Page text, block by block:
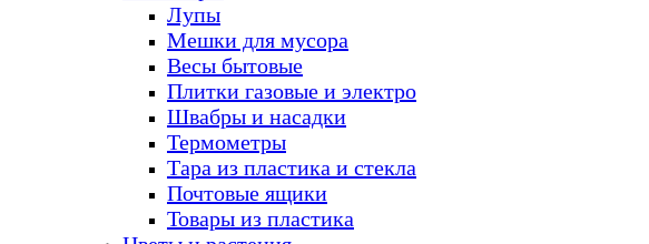
Лупы
Мешки для мусора
Весы бытовые
Плитки газовые и электро
Швабры и насадки
Термометры
Тара из пластика и стекла
Почтовые ящики
Товары из пластика